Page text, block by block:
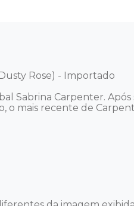
Rose) - Importado
Sabrina Carpenter.
o mais recente de